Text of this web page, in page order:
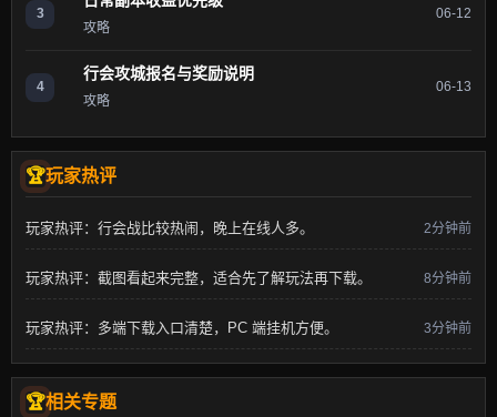
3
攻略
06-12
4
行会攻城报名与奖励说明
攻略
06-13
玩家热评
玩家热评：行会战比较热闹，晚上在线人多。 2分钟前
玩家热评：截图看起来完整，适合先了解玩法再下载。 8分钟前
玩家热评：多端下载入口清楚，PC 端挂机方便。 3分钟前
相关专题